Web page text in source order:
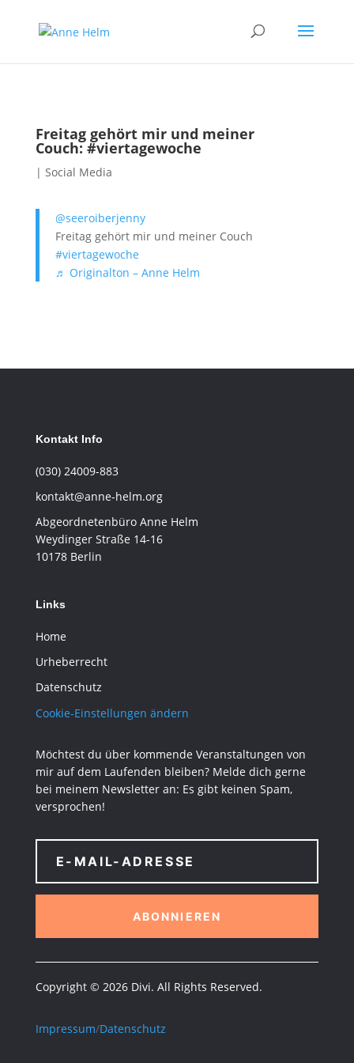
Freitag gehört mir und meiner
Couch: #viertagewoche
| Social Media
@seeroiberjenny
Freitag gehört mir und meiner Couch
#viertagewoche
♬ Originalton – Anne Helm
Kontakt Info
(030) 24009-883
kontakt@anne-helm.org
Abgeordnetenbüro Anne Helm
Weydinger Straße 14-16
10178 Berlin
Links
Home
Urheberrecht
Datenschutz
Cookie-Einstellungen ändern
Möchtest du über kommende Veranstaltungen von
mir auf dem Laufenden bleiben? Melde dich gerne
bei meinem Newsletter an: Es gibt keinen Spam,
versprochen!
ABONNIEREN
Copyright © 2026 Divi. All Rights Reserved.
Impressum/Datenschutz